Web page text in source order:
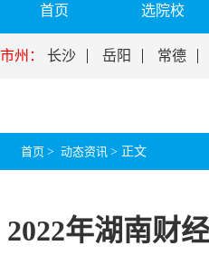
首页 选院校
市州： 长沙 岳阳 常德
首页 > 动态资讯 > 正文
2022年湖南财